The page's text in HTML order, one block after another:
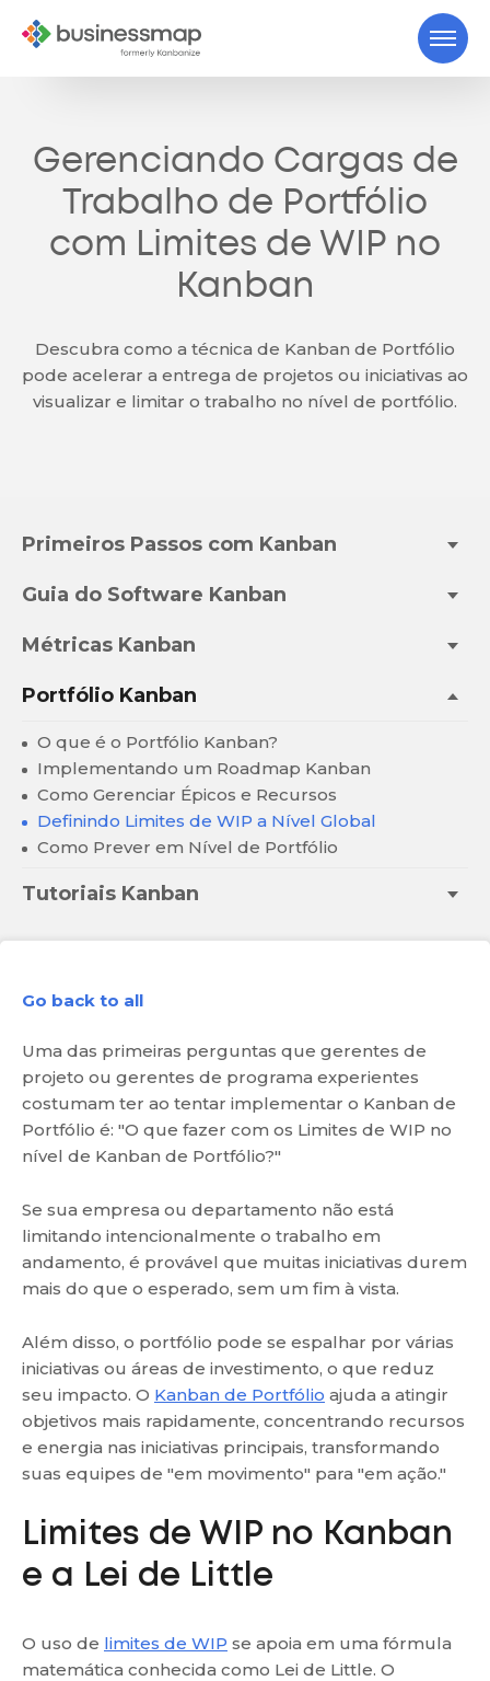
Gerenciando Cargas de
Trabalho de Portfólio
com Limites de WIP no
Kanban
Descubra como a técnica de Kanban de Portfólio
pode acelerar a entrega de projetos ou iniciativas ao
visualizar e limitar o trabalho no nível de portfólio.
Primeiros Passos com Kanban
Guia do Software Kanban
Métricas Kanban
Portfólio Kanban
O que é o Portfólio Kanban?
Implementando um Roadmap Kanban
Como Gerenciar Épicos e Recursos
Definindo Limites de WIP a Nível Global
Como Prever em Nível de Portfólio
Tutoriais Kanban
Go back to all
Uma das primeiras perguntas que gerentes de
projeto ou gerentes de programa experientes
costumam ter ao tentar implementar o Kanban de
Portfólio é: "O que fazer com os Limites de WIP no
nível de Kanban de Portfólio?"
Se sua empresa ou departamento não está
limitando intencionalmente o trabalho em
andamento, é provável que muitas iniciativas durem
mais do que o esperado, sem um fim à vista.
Além disso, o portfólio pode se espalhar por várias
iniciativas ou áreas de investimento, o que reduz
seu impacto. O Kanban de Portfólio ajuda a atingir
objetivos mais rapidamente, concentrando recursos
e energia nas iniciativas principais, transformando
suas equipes de "em movimento" para "em ação."
Limites de WIP no Kanban
e a Lei de Little
O uso de limites de WIP se apoia em uma fórmula
matemática conhecida como Lei de Little. O